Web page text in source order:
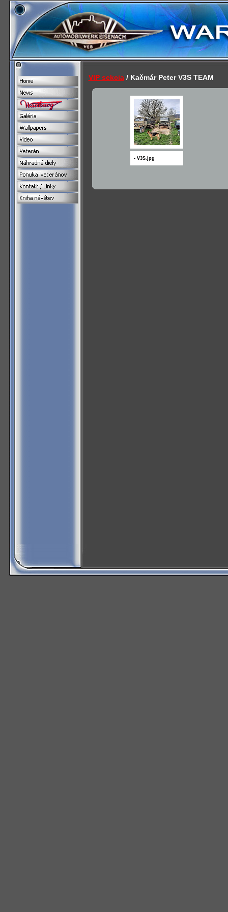
VIP sekcia/ Kačmár Peter V3S TEAM